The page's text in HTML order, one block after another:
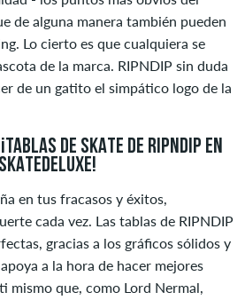
de alguna manera también pueden
Lo cierto es que cualquiera se
de la marca. RIPNDIP sin duda
de un gatito el simpático logo de la
DE SKATE DE RIPNDIP EN
SKATEDELUXE!
en tus fracasos y éxitos,
cada vez. Las tablas de RIPNDIP
gracias a los gráficos sólidos y
a la hora de hacer mejores
mismo que, como Lord Nermal,